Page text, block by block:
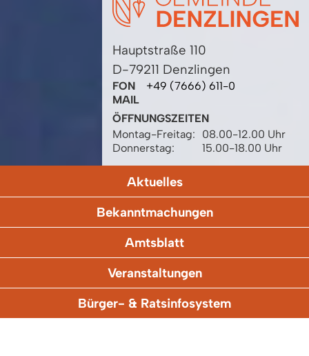
Hauptstraße 110
D-79211 Denzlingen
FON
+49 (7666) 611-0
MAIL
ÖFFNUNGSZEITEN
Montag-Freitag:
08.00-12.00 Uhr
Donnerstag:
15.00-18.00 Uhr
Aktuelles
Bekanntmachungen
Amtsblatt
Veranstaltungen
Bürger- & Ratsinfosystem